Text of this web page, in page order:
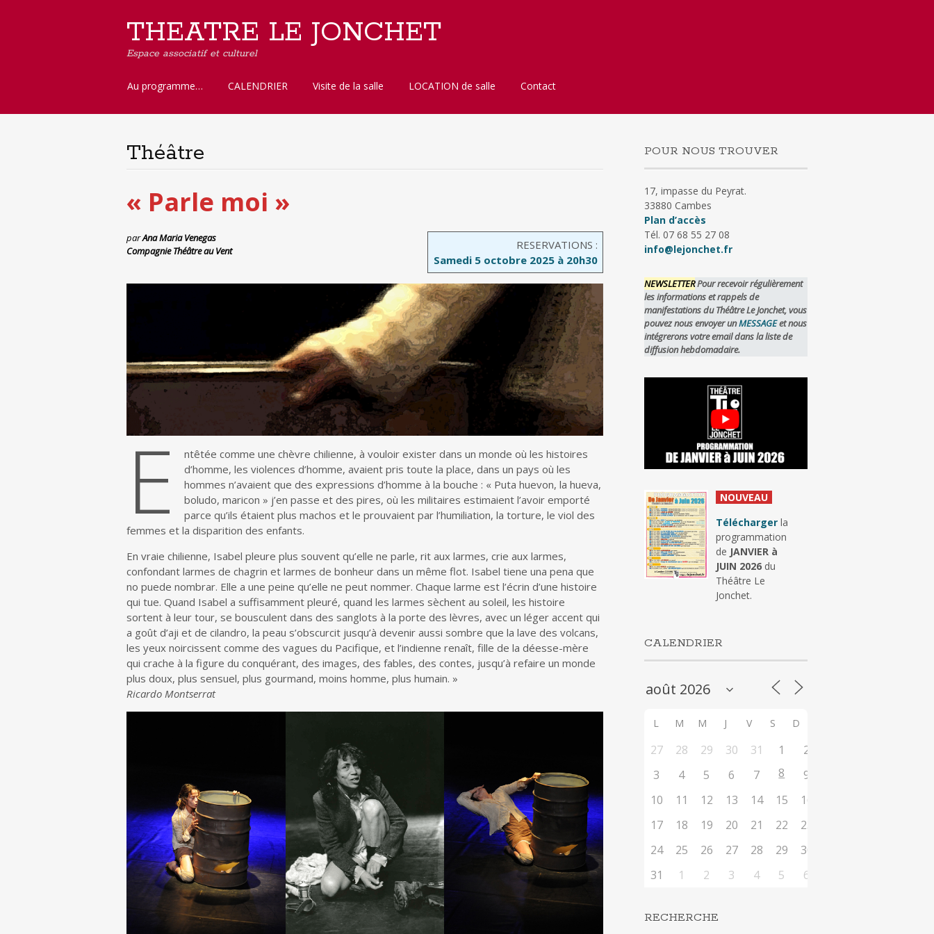
THEATRE LE JONCHET
Espace associatif et culturel
Aller
contenu
Au programme… CALENDRIER Visite de la salle LOCATION de salle Contact
Théâtre
« Parle moi »
RESERVATIONS :
Samedi 5 octobre 2025 à 20h30
parAna Maria Venegas
Compagnie Théâtre au Vent
E
ntêtée comme une chèvre chilienne, à vouloir exister dans un monde où les histoires
d’homme, les violences d’homme, avaient pris toute la place, dans un pays où les
hommes n’avaient que des expressions d’homme à la bouche : « Puta huevon, la hueva,
boludo, maricon » j’en passe et des pires, où les militaires estimaient l’avoir emporté
parce qu’ils étaient plus machos et le prouvaient par l’humiliation, la torture, le viol des
femmes et la disparition des enfants.
En vraie chilienne, Isabel pleure plus souvent qu’elle ne parle, rit aux larmes, crie aux larmes,
confondant larmes de chagrin et larmes de bonheur dans un même flot. Isabel tiene una pena que
no puede nombrar. Elle a une peine qu’elle ne peut nommer. Chaque larme est l’écrin d’une histoire
qui tue. Quand Isabel a suffisamment pleuré, quand les larmes sèchent au soleil, les histoire
sortent à leur tour, se bousculent dans des sanglots à la porte des lèvres, avec un léger accent qui
a goût d’aji et de cilandro, la peau s’obscurcit jusqu’à devenir aussi sombre que la lave des volcans,
les yeux noircissent comme des vagues du Pacifique, et l’indienne renaît, fille de la déesse-mère
qui crache à la figure du conquérant, des images, des fables, des contes, jusqu’à refaire un monde
plus doux, plus sensuel, plus gourmand, moins homme, plus humain. »
Ricardo Montserrat
POUR NOUS TROUVER
17, impasse du Peyrat.
33880 Cambes
Plan d’accès
Tél. 07 68 55 27 08
info@lejonchet.fr
NEWSLETTERPour recevoir régulièrement
les informations et rappels de
manifestations du Théâtre Le Jonchet, vous
pouvez nous envoyer unMESSAGEet nous
intégrerons votre email dans la liste de
diffusion hebdomadaire.
NOUVEAU
Télécharger la
programmation
de JANVIER à
JUIN 2026 du
Théâtre Le
Jonchet.
CALENDRIER
L M M J V S D
27 28 29 30 31 1
2
3
4 5 6 7 8
9
10
11 12 13 14 15
16
17
18 19 20 21 22
23
24
25 26 27 28 29
30
31
1 2 3 4 5 6
RECHERCHE